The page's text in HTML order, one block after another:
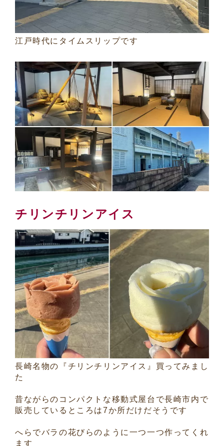
江戸時代にタイムスリップです
チリンチリンアイス
長崎名物の『チリンチリンアイス』買ってみまし
た
昔ながらのコンパクトな移動式屋台で長崎市内で
販売しているところは7か所だけだそうです
へらでバラの花びらのように一つ一つ作ってくれ
ます